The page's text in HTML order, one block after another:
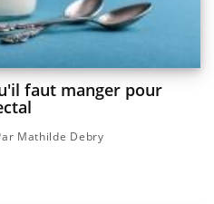
faut manger pour
Mathilde Debry